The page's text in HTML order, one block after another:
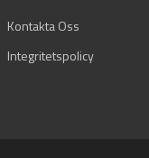
Kontakta Oss
Integritetspolicy